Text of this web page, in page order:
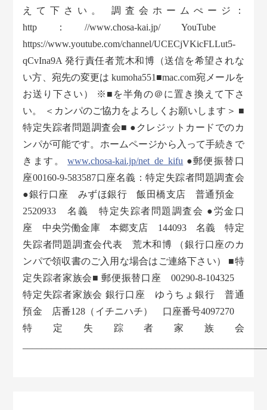
えて下さい。 調査会ホームぺージ：
http：//www.chosa-kai.jp/ YouTube
https://www.youtube.com/channel/UCECjVKicFLLut5-
qCvIna9A 発行責任者荒木和博（送信を希望されな
い方、宛先の変更は kumoha551■mac.com宛メールを
お送り下さい） ※■を半角の＠に置き換えて下さ
い。 ＜カンパのご協力をよろしくお願いします＞ ■
特定失踪者問題調査会■ ●クレジットカードでのカ
ンパが可能です。ホームページから入って手続きで
きます。www.chosa-kai.jp/net_de_kifu ●郵便振替口
座00160-9-583587口座名義：特定失踪者問題調査会
●銀行口座 みずほ銀行 飯田橋支店 普通預金
2520933 名義 特定失踪者問題調査会 ●労金口
座 中央労働金庫 本郷支店 144093 名義 特定
失踪者問題調査会代表 荒木和博 （銀行口座のカ
ンパで領収書のご入用な場合はご連絡下さい） ■特
定失踪者家族会■ 郵便振替口座 00290-8-104325
特定失踪者家族会 銀行口座 ゆうちょ銀行 普通
預金 店番128（イチニハチ） 口座番号4097270
特定失踪者家族会